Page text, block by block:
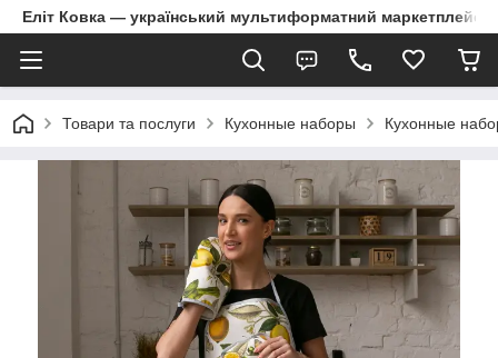
Еліт Ковка — український мультиформатний маркетплейс
Товари та послуги Кухонные наборы Кухонные